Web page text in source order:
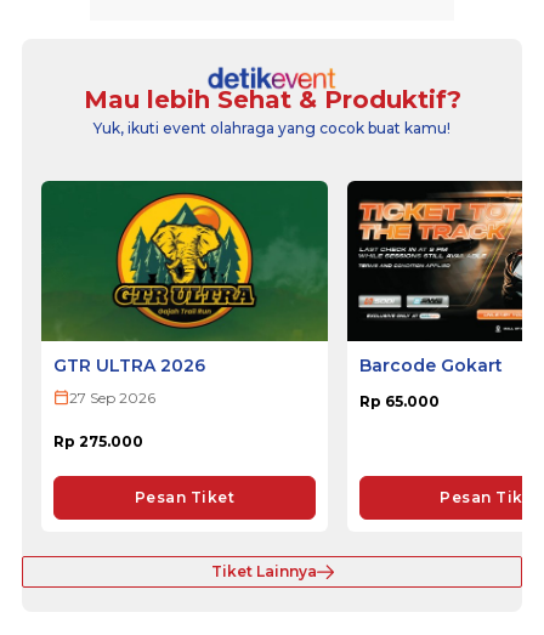
Mau lebih Sehat & Produktif?
Yuk, ikuti event olahraga yang cocok buat kamu!
GTR ULTRA 2026
27 Sep 2026
Rp 275.000
Pesan Tiket
Barcode Gokart
Rp 65.000
Pesan Tiket
Tiket Lainnya